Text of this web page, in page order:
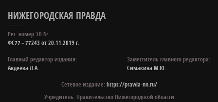
НИЖЕГОРОДСКАЯ ПРАВДА
Рег. номер ЭЛ №
ФС77 – 77243 от 20.11.2019 г.
Главный редактор издания:
Авдеева Л.А.
Заместитель главного редактора:
Симакина М.Ю.
Сетевое издание:https://pravda-nn.ru/
Учредитель: Правительство Нижегородской области